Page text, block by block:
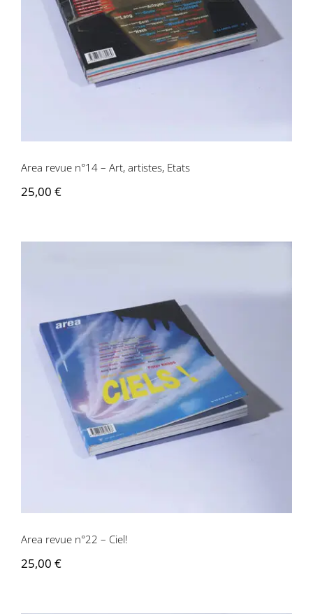
Area revue n°14 – Art, artistes, Etats
Area revue n°14 – Art, artistes, Etats
25,00 €
Area revue n°22 – Ciel!
Area revue n°22 – Ciel!
25,00 €